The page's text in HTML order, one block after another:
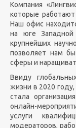
Компания
которые
Наш офис
на юге
крупнейших
позволяет нам
сферы и
Ввиду
жизни в 2020
стала организация
онлайн-
услуги
модераторов,